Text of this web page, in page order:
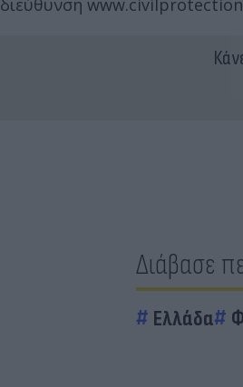
διεύθυνση
Διάβασε
Ελλάδα